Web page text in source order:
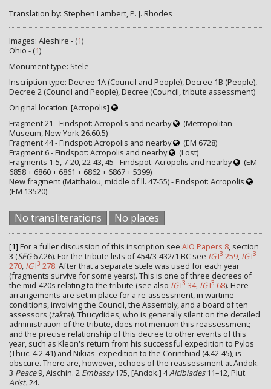
Translation by: Stephen Lambert, P. J. Rhodes
Images: Aleshire - (1)
Ohio - (1)
Monument type: Stele
Inscription type: Decree 1A (Council and People), Decree 1B (People),
Decree 2 (Council and People), Decree (Council, tribute assessment)
Original location: [Acropolis]
Fragment 21 - Findspot: Acropolis and nearby
(Metropolitan
Museum, New York 26.60.5)
Fragment 44 - Findspot: Acropolis and nearby
(EM 6728)
Fragment 6 - Findspot: Acropolis and nearby
(Lost)
Fragments 1-5, 7-20, 22-43, 45 - Findspot: Acropolis and nearby
(EM
6858 + 6860 + 6861 + 6862 + 6867 + 5399)
New fragment (Matthaiou, middle of ll. 47-55) - Findspot: Acropolis
(EM 13520)
No transliterations No places
[1] For a fuller discussion of this inscription see AIO Papers 8, section
3 (SEG67.26). For the tribute lists of 454/3-432/1 BC see IGI3 259, IGI3
270, IGI3 278. After that a separate stele was used for each year
(fragments survive for some years). This is one of three decrees of
the mid-420s relating to the tribute (see also IGI3 34, IGI3 68). Here
arrangements are set in place for a re-assessment, in wartime
conditions, involving the Council, the Assembly, and a board of ten
assessors (taktai). Thucydides, who is generally silent on the detailed
administration of the tribute, does not mention this reassessment;
and the precise relationship of this decree to other events of this
year, such as Kleon's return from his successful expedition to Pylos
(Thuc. 4.2-41) and Nikias' expedition to the Corinthiad (4.42-45), is
obscure. There are, however, echoes of the reassessment at Andok.
3 Peace9, Aischin. 2 Embassy175, [Andok.] 4Alcibiades11–12, Plut.
Arist.24.